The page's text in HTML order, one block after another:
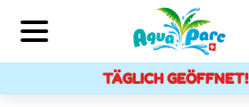
TÄGLICH GEÖFFNET!